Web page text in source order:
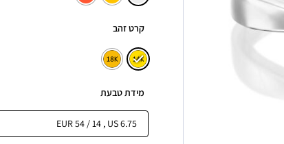
קרט זהב
מידת טבעת